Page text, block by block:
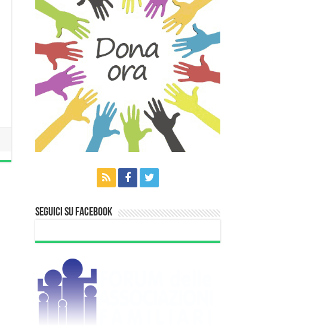
Seguici su Facebook